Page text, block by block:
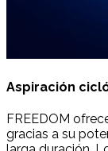
Aspiración
FREEDOM
gracias a su